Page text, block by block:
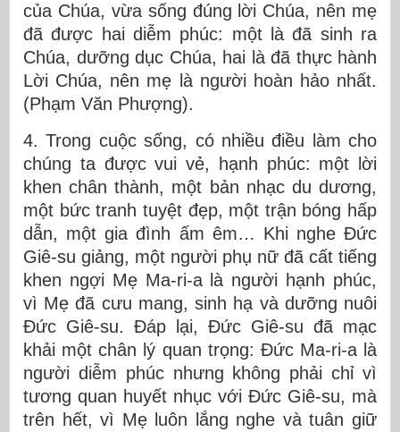
của Chúa, vừa sống đúng lời Chúa, nên mẹ
đã được hai diễm phúc: một là đã sinh ra
Chúa, dưỡng dục Chúa, hai là đã thực hành
Lời Chúa, nên mẹ là người hoàn hảo nhất.
(Phạm Văn Phượng).
4. Trong cuộc sống, có nhiều điều làm cho
chúng ta được vui vẻ, hạnh phúc: một lời
khen chân thành, một bản nhạc du dương,
một bức tranh tuyệt đẹp, một trận bóng hấp
dẫn, một gia đình ấm êm… Khi nghe Đức
Giê-su giảng, một người phụ nữ đã cất tiếng
khen ngợi Mẹ Ma-ri-a là người hạnh phúc,
vì Mẹ đã cưu mang, sinh hạ và dưỡng nuôi
Đức Giê-su. Đáp lại, Đức Giê-su đã mạc
khải một chân lý quan trọng: Đức Ma-ri-a là
người diễm phúc nhưng không phải chỉ vì
tương quan huyết nhục với Đức Giê-su, mà
trên hết, vì Mẹ luôn lắng nghe và tuân giữ